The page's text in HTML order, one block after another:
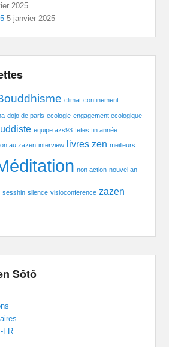
2025
5 janvier 2025
climat confinement
dojo de paris ecologie engagement ecologique
equipe azs93 fetes fin année
au zazen interview livres zen meilleurs
non action nouvel an
sesshin silence visioconference zazen
Sôtô
FR